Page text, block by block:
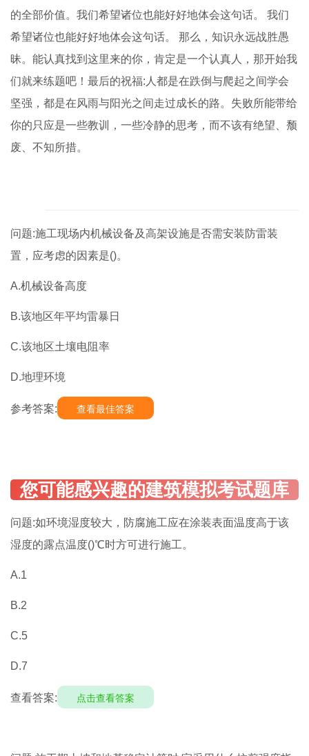
的全部价值。我们希望诸位也能好好地体会这句话。 我们
希望诸位也能好好地体会这句话。 那么，知识永远战胜愚
昧。能认真找到这里来的你，肯定是一个认真人，那开始我
们就来练题吧！最后的祝福:人都是在跌倒与爬起之间学会
坚强，都是在风雨与阳光之间走过成长的路。失败所能带给
你的只应是一些教训，一些冷静的思考，而不该有绝望、颓
废、不知所措。
问题:施工现场内机械设备及高架设施是否需安装防雷装
置，应考虑的因素是()。
A.机械设备高度
B.该地区年平均雷暴日
C.该地区土壤电阻率
D.地理环境
参考答案: 查看最佳答案
问题:如环境湿度较大，防腐施工应在涂装表面温度高于该
湿度的露点温度()℃时方可进行施工。
A.1
B.2
C.5
D.7
查看答案: 点击查看答案